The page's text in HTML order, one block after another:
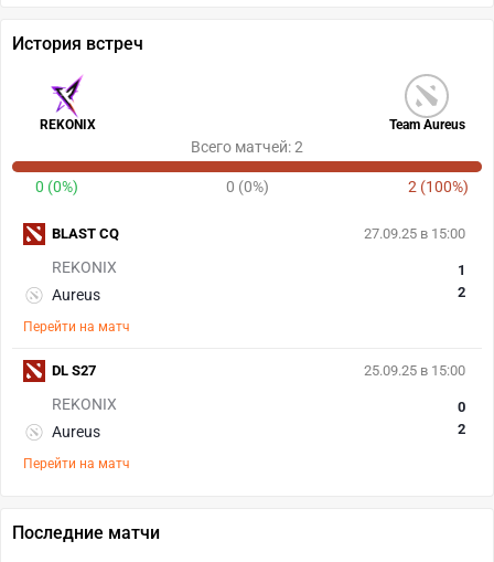
История встреч
REKONIX Team Aureus
Всего матчей: 2
0 (0%) 0 (0%) 2 (100%)
27.09.25 в 15:00
REKONIX
Aureus
1
2
Перейти на матч
BLAST CQ
25.09.25 в 15:00
REKONIX
Aureus
0
2
Перейти на матч
DL S27
Последние матчи